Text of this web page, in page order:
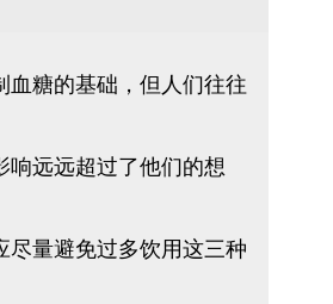
血糖的基础，但人们往往
响远远超过了他们的想
尽量避免过多饮用这三种